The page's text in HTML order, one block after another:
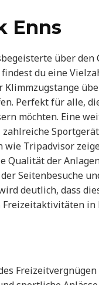
Enns
über
du eine
Perfekt für alle,
möchten. Eine
Tripadvisor
Qualität der
Seitenbesuche
deutlich, dass
in